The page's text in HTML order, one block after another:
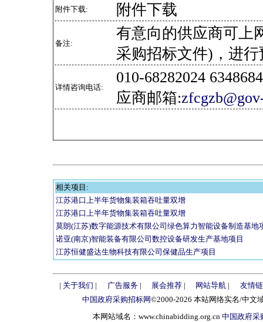
附件下载: 附件下载
备注:
有意向的供应商可上
采购招标文件)，进
详情咨询电话:
010-68282024
应商邮箱:
相关项目:
江苏港口上半年货物集装箱吞吐量双增
江苏港口上半年货物集装箱吞吐量双增
莫朗(江苏)数字能源技术有限公司绿色算力智能设备制造基地
诺亚(南京)智能装备有限公司数控设备研发生产基地项目
江苏恒健盛达生物科技有限公司保健品生产项目
| 关于我们 | 广告服务| 展会推荐| 网站导航 |
友情
中国政府采购招标网©2000-2026 本站网络实名/中文
本网站域名：www.chinabidding.org.cn 中国政府采